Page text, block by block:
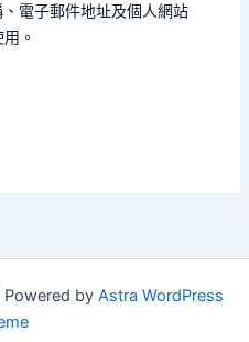
電子郵件地址及個人網站
。
by Astra WordPress